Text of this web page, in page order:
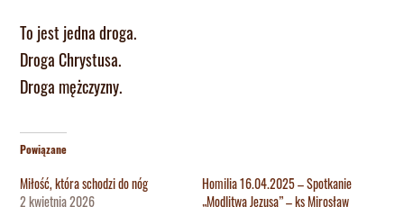
To jest jedna droga.
Droga Chrystusa.
Droga mężczyzny.
Powiązane
Miłość, która schodzi do nóg
2 kwietnia 2026
Homilia 16.04.2025 – Spotkanie
„Modlitwa Jezusa” – ks Mirosław